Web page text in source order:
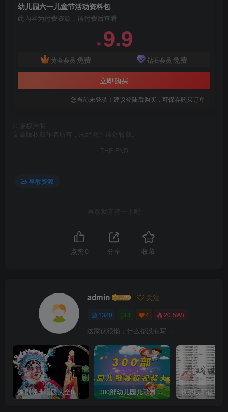
幼儿园六一儿童节活动资料包
此内容为付费资源，请付费后查看
￥ 9.9
黄金会员 免费 钻石会员 免费
立即购买
您当前未登录！建议登陆后购买，可保存购买订单
版权声明
文章版权归作者所有，未经允许请勿转载。
THE END
早教资源
喜欢就支持一下吧
点赞 0 分享 收藏
admin 关注
1320 3 4 20.5W+
这家伙很懒，什么都没有写...
豫剧经典唱段大全850首mp3打包戏曲下载 300部幼儿园儿歌舞蹈视频大合集